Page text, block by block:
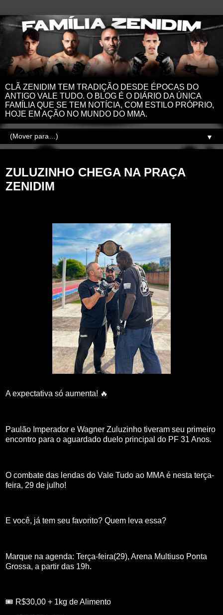
CLÃ ZENIDIM TEM TRADIÇÃO DESDE ÉPOCAS DO
ANTIGO VALE TUDO. O BLOG É O DIÁRIO DA ÚNICA
FAMÍLIA QUE SE TEM NOTÍCIA, COM ESTILO PRÓPRIO,
HOJE EM AÇÃO NO MUNDO DO MMA.
▼
ZULUZINHO CHEGA NA PRAÇA
ZENIDIM
A expectativa só aumenta! 🔥
Paulão Imperador e Wagner Zuluzinho tiveram seu primeiro
encontro para o aguardado duelo principal do PF 31 Anos.
O combate das lendas do Vale Tudo ao MMA é nesta terça-
feira, 29 de julho!
E você, já tem seu favorito? Quem leva essa?
Marque na agenda: Terça-feira(29), Arena Multiuso Ponta
Grossa, a partir das 19h.
🎟️ R$30,00 + 1kg de Alimento